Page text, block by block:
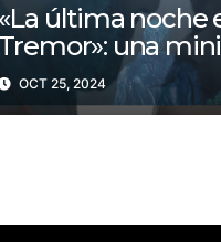
«La última noche
Tremor»: una
¿Cuál
trama?
OCT 25, 2024